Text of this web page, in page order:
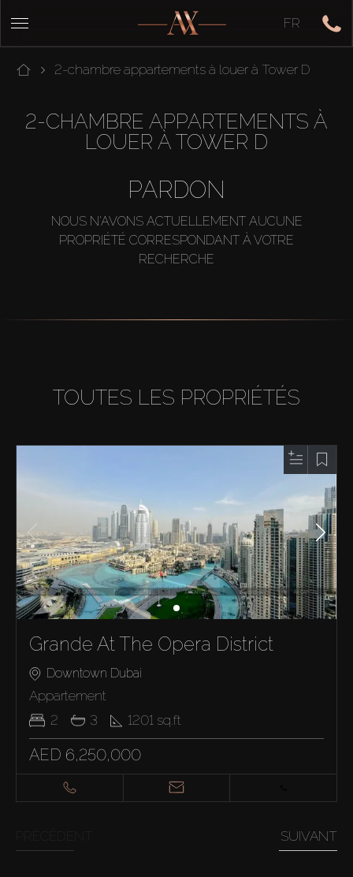
FR
2-chambre appartements à louer à Tower D
2-CHAMBRE APPARTEMENTS À
LOUER À TOWER D
PARDON
NOUS N'AVONS ACTUELLEMENT AUCUNE
PROPRIÉTÉ CORRESPONDANT À VOTRE
RECHERCHE
TOUTES LES PROPRIÉTÉS
Grande At The Opera District
Downtown Dubai
Appartement
2
3 1201 sq.ft
AED 6,250,000
SUIVANT